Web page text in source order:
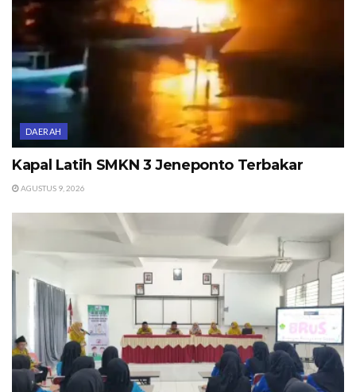
DAERAH
Kapal Latih SMKN 3 Jeneponto Terbakar
AGUSTUS 9, 2026